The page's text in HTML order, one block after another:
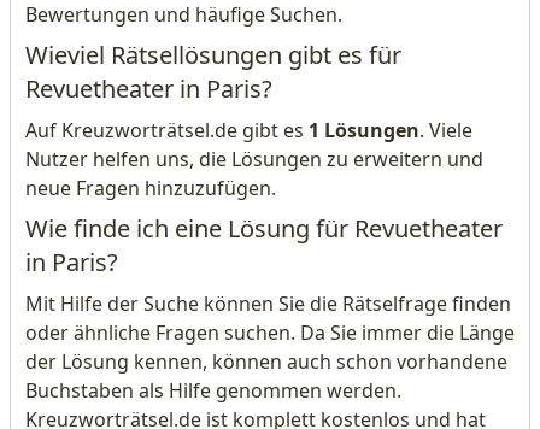
Bewertungen und häufige Suchen.
Wieviel Rätsellösungen gibt es für
Revuetheater in Paris?
Auf Kreuzworträtsel.de gibt es 1 Lösungen. Viele
Nutzer helfen uns, die Lösungen zu erweitern und
neue Fragen hinzuzufügen.
Wie finde ich eine Lösung für Revuetheater
in Paris?
Mit Hilfe der Suche können Sie die Rätselfrage finden
oder ähnliche Fragen suchen. Da Sie immer die Länge
der Lösung kennen, können auch schon vorhandene
Buchstaben als Hilfe genommen werden.
Kreuzworträtsel.de ist komplett kostenlos und hat